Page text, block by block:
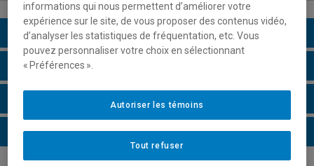
Description du cours
Horaire - Été 2026
Horaire - Automne 2026
Horaire - Hiver 2027
informations qui nous permettent d’améliorer votre
expérience sur le site, de vous proposer des contenus vidéo,
d’analyser les statistiques de fréquentation, etc. Vous
pouvez personnaliser votre choix en sélectionnant
« Préférences ».
Tout refuser
Autoriser les témoins